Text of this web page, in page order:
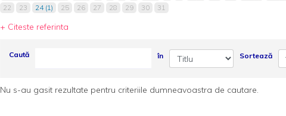
22
23 24 (1) 25 26 27 28 29 30 31
+ Citeste referinta
Caută în Sortează
Nu s-au gasit rezultate pentru criteriile dumneavoastra de cautare.